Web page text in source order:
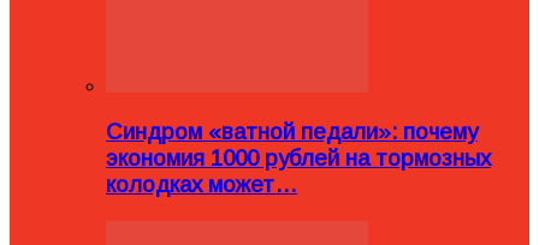
Синдром «ватной педали»: почему
экономия 1000 рублей на тормозных
колодках может…